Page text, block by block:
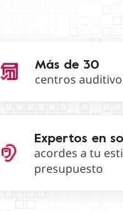
Más de 30
centros
Expertos en
acordes a tu
presupuesto